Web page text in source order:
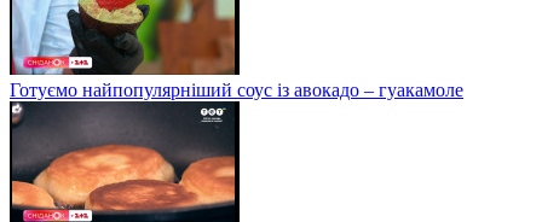
Готуємо найпопулярніший соус із авокадо – гуакамоле